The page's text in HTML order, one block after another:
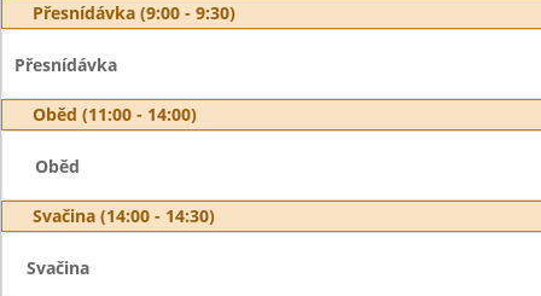
Přesnídávka (9:00 - 9:30)
Přesnídávka
Oběd (11:00 - 14:00)
Oběd
Svačina (14:00 - 14:30)
Svačina